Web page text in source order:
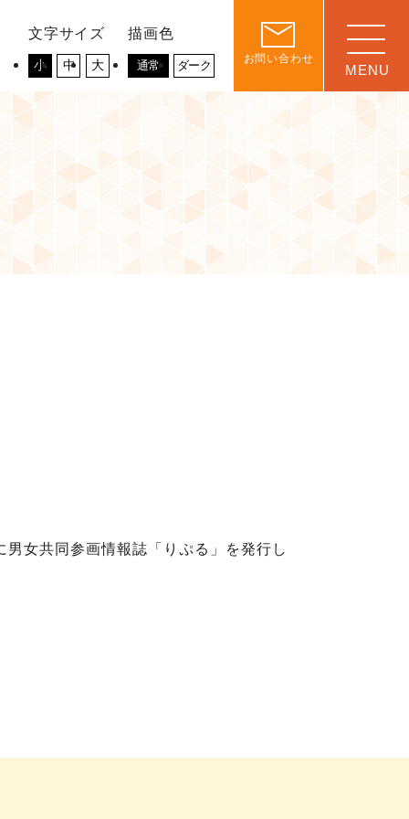
文字サイズ
小 中 大
描画色
通常 ダーク お問い合わせ
女共同参画情報誌「りぷる」を発行し